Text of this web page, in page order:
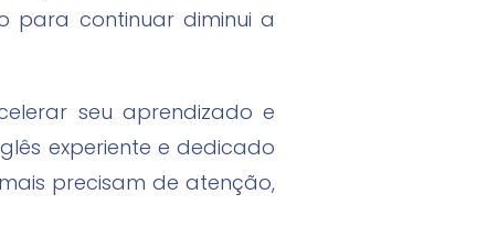
para continuar diminui a
seu aprendizado e
experiente e dedicado
precisam de atenção,